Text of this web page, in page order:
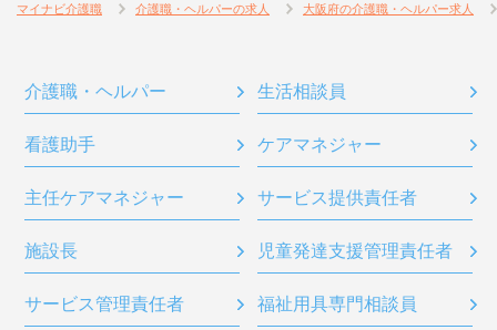
マイナビ介護職 介護職・ヘルパーの求人 大阪府の介護職・ヘルパー求人
介護職・ヘルパー 生活相談員
看護助手 ケアマネジャー
主任ケアマネジャー サービス提供責任者
施設長 児童発達支援管理責任者
サービス管理責任者 福祉用具専門相談員